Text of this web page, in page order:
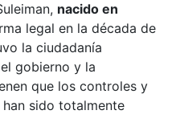
nacido en
legal en la década de
la ciudadanía
gobierno y la
que los controles y
sido totalmente